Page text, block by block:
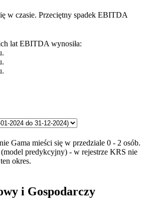
w czasie. Przeciętny spadek EBITDA
lat EBITDA wynosiła:
Gama mieści się w przedziale 0 - 2 osób.
predykcyjny) - w rejestrze KRS nie
okres.
i Gospodarczy